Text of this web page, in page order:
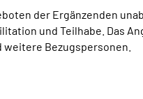
der Ergänzenden
und Teilhabe. Das
Bezugspersonen.